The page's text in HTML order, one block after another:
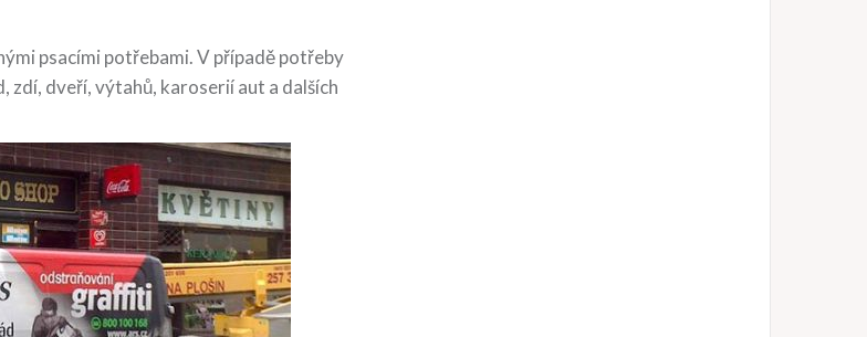
psacími potřebami. V případě potřeby
zdí, dveří, výtahů, karoserií aut a dalších